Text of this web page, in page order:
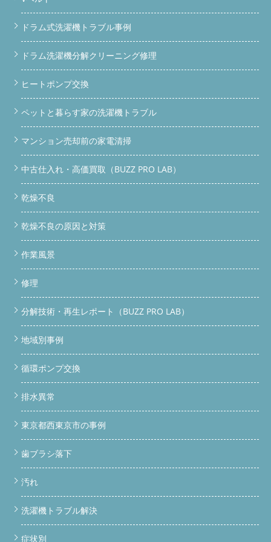
ドラム式洗濯機トラブル事例
ドラム洗濯機分解クリーニング修理
ヒートポンプ交換
ペットと暮らす家の洗濯機トラブル
マンション売却前の家電清掃
中古仕入れ・高価買取（BUZZ PRO LAB）
乾燥不良
乾燥不良の原因と対策
作業風景
修理
分解技術・再生レポート（BUZZ PRO LAB）
地域別事例
循環ポンプ交換
排水異常
東京都西東京市の事例
歯ブラシ落下
汚れ
洗濯機トラブル解決
症状別